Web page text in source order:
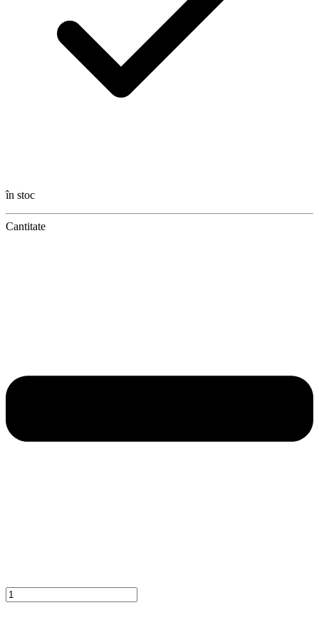
în stoc
Cantitate